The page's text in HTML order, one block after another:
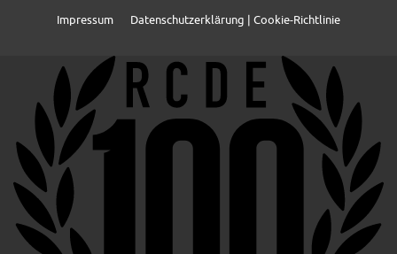
Impressum Datenschutzerklärung | Cookie-Richtlinie